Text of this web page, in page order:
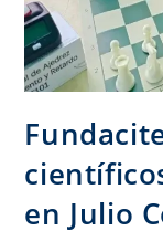
en Julio